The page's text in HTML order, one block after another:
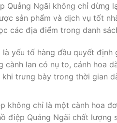
Quảng Ngãi không chỉ dừng
sản phẩm và dịch vụ tốt
các địa điểm trong danh
yếu tố hàng đầu quyết định
cành lan có nụ to, cánh hoa
trưng bày trong thời gian
không chỉ là một cành hoa
điệp Quảng Ngãi chất